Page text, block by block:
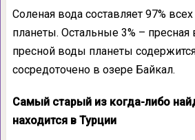
Соленая вода составляет 97%
планеты. Остальные 3% – пресная
пресной воды планеты
сосредоточено в озере Байкал.
Самый старый из когда-либо
находится в Турции